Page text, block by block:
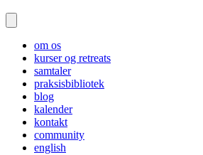
om os
kurser og retreats
samtaler
praksisbibliotek
blog
kalender
kontakt
community
english